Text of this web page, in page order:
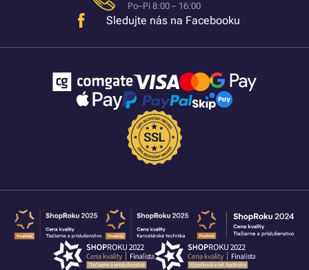
Po–Pi 8:00 – 16:00
Sledujte nás na Facebooku